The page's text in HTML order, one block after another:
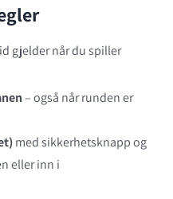
gjelder når du spiller
– også når runden er
med sikkerhetsknapp og
eller inn i